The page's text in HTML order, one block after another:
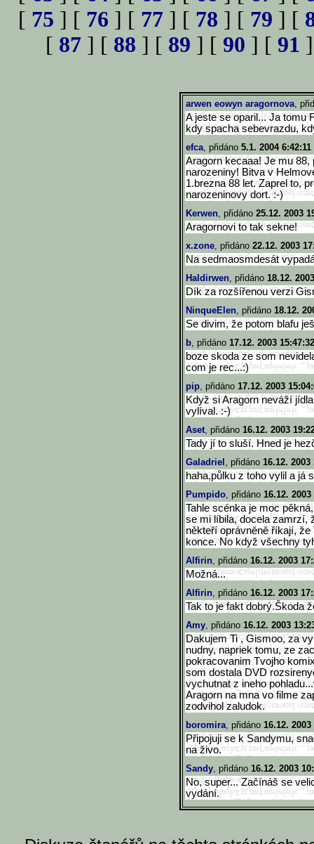
[ 75 ] [ 76 ] [ 77 ] [ 78 ] [ 79 ] [
[ 87 ] [ 88 ] [ 89 ] [ 90 ] [ 91
arwen eowyn aragornova,
A jeste se oparil... Ja tomu
kdy spacha sebevrazdu,
efca, přidáno 5.1. 2004 6:42:11
Aragorn kecaaa! Je mu
narozeniny! Bitva v
1.brezna 88 let. Zaprel to,
narozeninovy dort. :-)
Kerwen, přidáno 25.12. 2003
Aragornovi to tak sekne!
x.zone, přidáno 22.12. 2003
Na sedmaosmdesát
Haldirwen, přidáno 18.12.
Dík za rozšířenou verzi
NinqueElen, přidáno 18.12.
Se divim, že potom blafu
b, přidáno 17.12. 2003 15:47:32
boze skoda ze som
com je rec...:)
pip, přidáno 17.12. 2003
Když si Aragorn neváží
vylíval. :-)
Aset, přidáno 16.12. 2003
Tady jí to sluší. Hned je
Galadriel , přidáno 16.12. 2003
haha,půlku z toho vylil a já
Pumpido, přidáno 16.12. 2003
Tahle scénka je moc
se mi líbila, docela zamrzí,
někteří oprávněně říkají,
konce. No když všechny
Alfirin, přidáno 16.12. 2003
Možná...
Alfirin, přidáno 16.12. 2003
Tak to je fakt dobrý.Škoda
Amy, přidáno 16.12. 2003
Dakujem Ti , Gismoo, za
nudny, napriek tomu, ze
pokracovanim Tvojho
som dostala DVD
vychutnat z ineho
Aragorn na mna vo filme
zodvihol zaludok.
boromira, přidáno 16.12. 2003
Připojuji se k Sandymu,
na živo.
Sandy, přidáno 16.12. 2003
No, super... Začínáš se
vydání.